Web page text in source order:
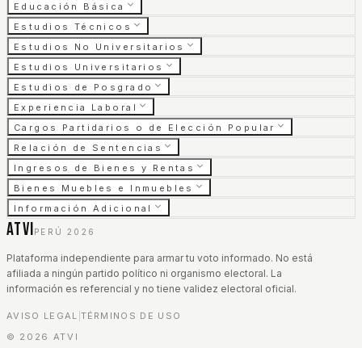
Educación Básica
Estudios Técnicos
Estudios No Universitarios
Estudios Universitarios
Estudios de Posgrado
Experiencia Laboral
Cargos Partidarios o de Elección Popular
Relación de Sentencias
Ingresos de Bienes y Rentas
Bienes Muebles e Inmuebles
Información Adicional
ATVI PERÚ 2026
Plataforma independiente para armar tu voto informado. No está
afiliada a ningún partido político ni organismo electoral. La
información es referencial y no tiene validez electoral oficial.
AVISO LEGAL TÉRMINOS DE USO
© 2026 ATVI